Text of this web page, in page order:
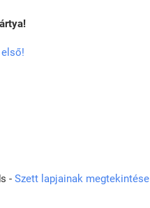
- Szett lapjainak megtekintése